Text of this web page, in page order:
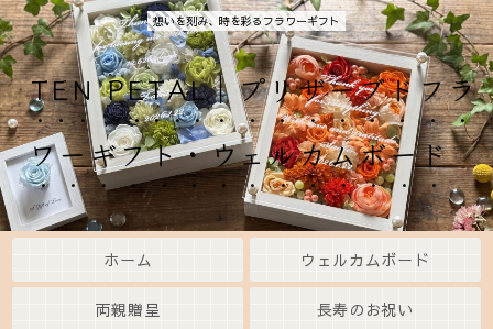
想いを刻み、時を彩るフラワーギフト
TEN PETAL｜プリザーブドフラ
ワーギフト・ウェルカムボード
ホーム ウェルカムボード
両親贈呈 長寿のお祝い